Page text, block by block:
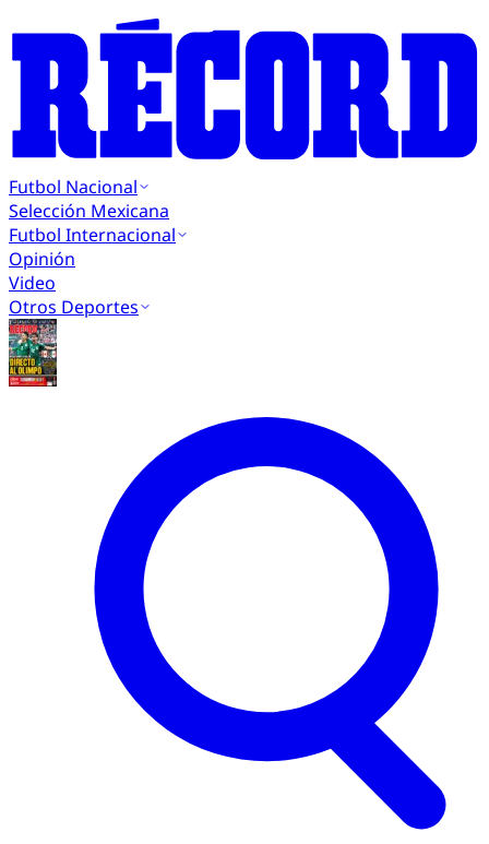
Futbol Nacional
Selección Mexicana
Futbol Internacional
Opinión
Video
Otros Deportes